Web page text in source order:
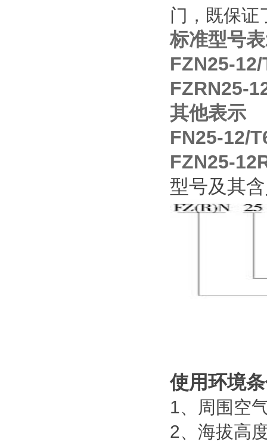
门，既保证
标准型号
FZRN25-
其他表示
FN25-12/
FZN25-12
型号及其
使用环境
1、周围空
2、海拔高